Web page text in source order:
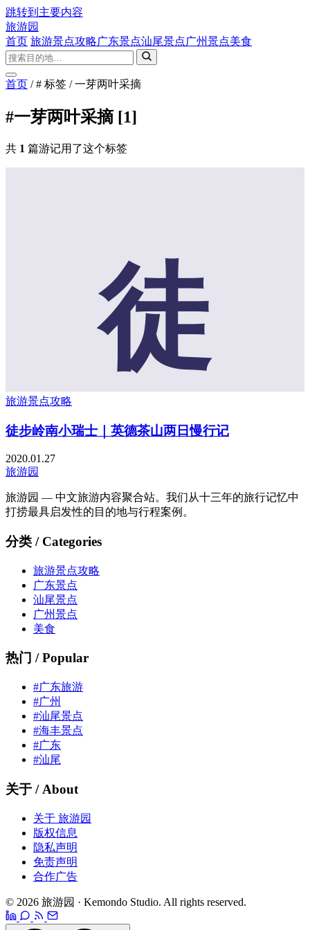
跳转到主要内容
旅游园
首页 旅游景点攻略广东景点汕尾景点广州景点美食
首页 / # 标签 / 一芽两叶采摘
#一芽两叶采摘 [1]
共 1 篇游记用了这个标签
徒
旅游景点攻略
徒步岭南小瑞士｜英德茶山两日慢行记
2020.01.27
旅游园
旅游园 — 中文旅游内容聚合站。我们从十三年的旅行记忆中
打捞最具启发性的目的地与行程案例。
分类 / Categories
旅游景点攻略
广东景点
汕尾景点
广州景点
美食
热门 / Popular
#广东旅游
#广州
#汕尾景点
#海丰景点
#广东
#汕尾
关于 / About
关于 旅游园
版权信息
隐私声明
免责声明
合作广告
© 2026 旅游园 · Kemondo Studio. All rights reserved.